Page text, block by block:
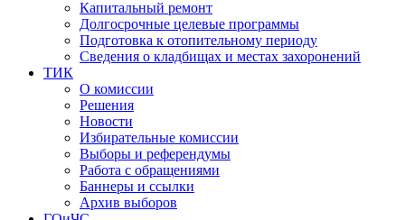
Капитальный ремонт
Долгосрочные целевые программы
Подготовка к отопительному периоду
Сведения о кладбищах и местах захоронений
ТИК
О комиссии
Решения
Новости
Избирательные комиссии
Выборы и референдумы
Работа с обращениями
Баннеры и ссылки
Архив выборов